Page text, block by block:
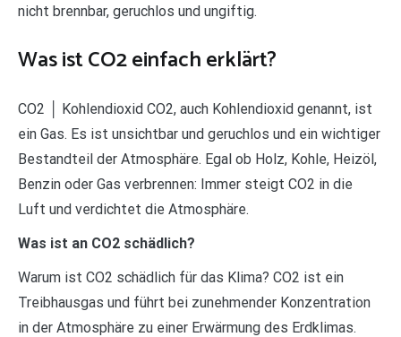
nicht brennbar, geruchlos und ungiftig.
Was ist CO2 einfach erklärt?
CO2 │ Kohlendioxid CO2, auch Kohlendioxid genannt, ist
ein Gas. Es ist unsichtbar und geruchlos und ein wichtiger
Bestandteil der Atmosphäre. Egal ob Holz, Kohle, Heizöl,
Benzin oder Gas verbrennen: Immer steigt CO2 in die
Luft und verdichtet die Atmosphäre.
Was ist an CO2 schädlich?
Warum ist CO2 schädlich für das Klima? CO2 ist ein
Treibhausgas und führt bei zunehmender Konzentration
in der Atmosphäre zu einer Erwärmung des Erdklimas.